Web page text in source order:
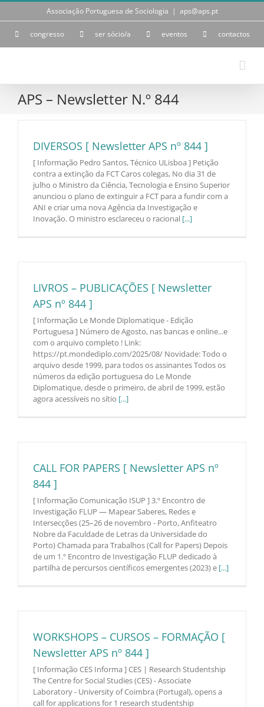
Skip
Associação Portuguesa de Sociologia | aps@aps.pt
congresso ser sócio/a eventos contactos
APS – Newsletter N.º 844
DIVERSOS [ Newsletter APS nº 844 ]
[ Informação Pedro Santos, Técnico ULisboa ] Petição
contra a extinção da FCT Caros colegas, No dia 31 de
julho o Ministro da Ciência, Tecnologia e Ensino Superior
anunciou o plano de extinguir a FCT para a fundir com a
ANI e criar uma nova Agência da Investigação e
Inovação. O ministro esclareceu o racional [...]
LIVROS – PUBLICAÇÕES [ Newsletter
APS nº 844 ]
[ Informação Le Monde Diplomatique - Edição
Portuguesa ] Número de Agosto, nas bancas e online...e
com o arquivo completo ! Link:
https://pt.mondediplo.com/2025/08/ Novidade: Todo o
arquivo desde 1999, para todos os assinantes Todos os
números da edição portuguesa do Le Monde
Diplomatique, desde o primeiro, de abril de 1999, estão
agora acessíveis no sítio [...]
CALL FOR PAPERS [ Newsletter APS nº
844 ]
[ Informação Comunicação ISUP ] 3.º Encontro de
Investigação FLUP — Mapear Saberes, Redes e
Intersecções (25–26 de novembro - Porto, Anfiteatro
Nobre da Faculdade de Letras da Universidade do
Porto) Chamada para Trabalhos (Call for Papers) Depois
de um 1.º Encontro de Investigação FLUP dedicado à
partilha de percursos científicos emergentes (2023) e [...]
WORKSHOPS – CURSOS – FORMAÇÃO [
Newsletter APS nº 844 ]
[ Informação CES Informa ] CES | Research Studentship
The Centre for Social Studies (CES) - Associate
Laboratory - University of Coimbra (Portugal), opens a
call for applications for 1 research studentship